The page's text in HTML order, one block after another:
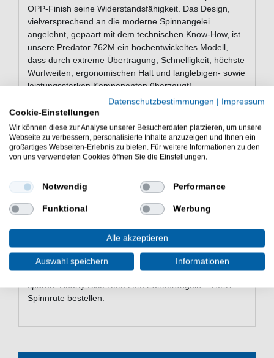
OPP-Finish seine Widerstandsfähigkeit. Das Design,
vielversprechend an die moderne Spinnangelei
angelehnt, gepaart mit dem technischen Know-How, ist
unsere Predator 762M ein hochentwickeltes Modell,
dass durch extreme Übertragung, Schnelligkeit, höchste
Wurfweiten, ergonomischen Halt und langlebigen- sowie
leistungsstarken Komponenten überzeugt!
Eigenschaften der Hearty Rise
Predator IV 2,29m 8-38g
Rute zum Spinnfischen
Teile: 2
Wurfgewicht: 8-38g
Rollenhalter: FUJI TC
Ringsatz: FUJI SIC S
Günstig Predator IV 2,29m 8-38g online kaufen und
sparen. Hearty Rise Rute zum Zanderangeln. - HIER
Spinnrute bestellen.
Datenschutzbestimmungen | Impressum
Cookie-Einstellungen
Wir können diese zur Analyse unserer Besucherdaten platzieren, um unsere
Webseite zu verbessern, personalisierte Inhalte anzuzeigen und Ihnen ein
großartiges Webseiten-Erlebnis zu bieten. Für weitere Informationen zu den
von uns verwendeten Cookies öffnen Sie die Einstellungen.
Notwendig Performance
Funktional Werbung
Alle akzeptieren
Auswahl speichern Informationen